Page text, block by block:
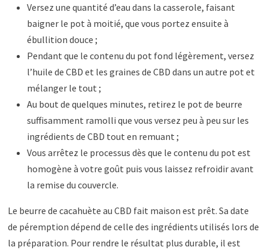
Versez une quantité d’eau dans la casserole, faisant
baigner le pot à moitié, que vous portez ensuite à
ébullition douce ;
Pendant que le contenu du pot fond légèrement, versez
l’huile de CBD et les graines de CBD dans un autre pot et
mélanger le tout ;
Au bout de quelques minutes, retirez le pot de beurre
suffisamment ramolli que vous versez peu à peu sur les
ingrédients de CBD tout en remuant ;
Vous arrêtez le processus dès que le contenu du pot est
homogène à votre goût puis vous laissez refroidir avant
la remise du couvercle.
Le beurre de cacahuète au CBD fait maison est prêt. Sa date
de péremption dépend de celle des ingrédients utilisés lors de
la préparation. Pour rendre le résultat plus durable, il est